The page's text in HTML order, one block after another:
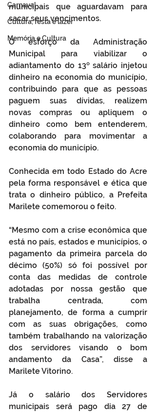
Carnaval
Cultura, festa e lazer
Memória e Cultura
municipais que aguardavam para
sacar seus vencimentos.
O esforço da Administração
Municipal para viabilizar o
adiantamento do 13º salário injetou
dinheiro na economia do município,
contribuindo para que as pessoas
paguem suas dívidas, realizem
novas compras ou apliquem o
dinheiro como bem entenderem,
colaborando para movimentar a
economia do município.
Conhecida em todo Estado do Acre
pela forma responsável e ética que
trata o dinheiro público, a Prefeita
Marilete comemorou o feito.
“Mesmo com a crise econômica que
está no país, estados e municípios, o
pagamento da primeira parcela do
décimo (50%) só foi possível por
conta das medidas de controle
adotadas por nossa gestão que
trabalha centrada, com
planejamento, de forma a cumprir
com as suas obrigações, como
também trabalhando na valorização
dos servidores visando o bom
andamento da Casa”, disse a
Marilete Vitorino.
Já o salário dos Servidores
municipais será pago dia 27 de